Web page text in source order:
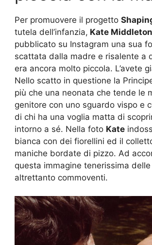
Per promuovere il progetto
tutela dell’infanzia, Kate Middleton
pubblicato su Instagram una sua
scattata dalla madre e risalente a
era ancora molto piccola. L’avete
Nello scatto in questione la
più che una neonata che tende le
genitore con uno sguardo vispo e
di chi ha una voglia matta di
intorno a sé. Nella foto Kate
bianca con dei fiorellini ed il
maniche bordate di pizzo. Ad
questa immagine tenerissima
altrettanto commoventi.